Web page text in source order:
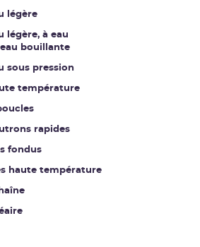
légère
légère, à eau
bouillante
sous pression
température
rapides
fondus
haute température